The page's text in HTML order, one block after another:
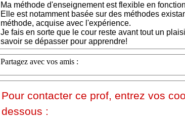
Ma méthode d'enseignement est flexible en
Elle est notamment basée sur des méthodes
méthode, acquise avec l'expérience.
Je fais en sorte que le cour reste avant tout un
savoir se dépasser pour apprendre!
Partagez avec vos amis :
Pour contacter ce prof, entrez vos
dessous :